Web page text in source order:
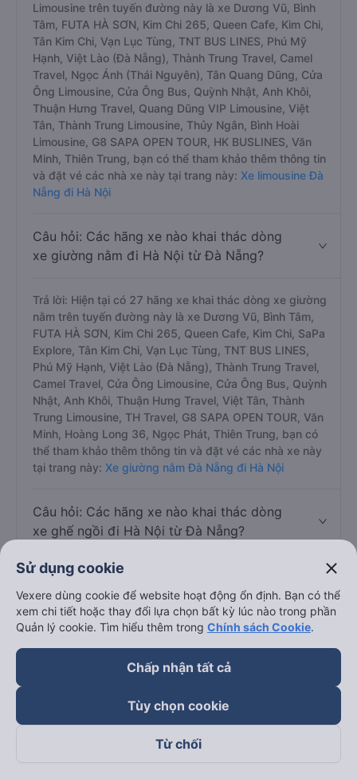
Limousine trên tuyến đường này là xe Dương Vũ, Bình
Tâm, FUTA HÀ SƠN, Kim Chi 265, Queen Cafe, Kim Chi,
Tân Kim Chi, Vạn Lục Tùng, TNT BUS LINES, Phú Mỹ
Hạnh, Việt Lào (Đà Nẵng), Thành Trung Travel, Camel
Travel, Ngọc Ánh (Thái Nguyên), Tân Quang Dũng, Cửa
Ông Limousine, Cửa Ông Bus, Quỳnh Nhật, Anh Khôi,
Thuận Hưng Travel, Quang Dũng VIP Limousine, Việt
Tân, Thành Trung Limousine, Thủy Ngân, Bình Hoài
Limousine, G8 SAPA OPEN TOUR, HK BUSLINES, Văn
Minh, Thiên Trung, bạn có thể tham khảo thêm thông tin
và đặt vé các nhà xe này tại trang này: Xe limousine Đà
Nẵng đi Hà Nội
Câu hỏi: Các hãng xe nào khai thác dòng
xe giường nằm đi Hà Nội từ Đà Nẵng?
Trả lời: Hiện tại có 27 hãng xe khai thác dòng xe giường
nằm trên tuyến đường này là xe Dương Vũ, Bình Tâm,
FUTA HÀ SƠN, Kim Chi 265, Queen Cafe, Kim Chi, SaPa
Explore, Tân Kim Chi, Vạn Lục Tùng, TNT BUS LINES,
Phú Mỹ Hạnh, Việt Lào (Đà Nẵng), Thành Trung Travel,
Camel Travel, Cửa Ông Limousine, Cửa Ông Bus, Quỳnh
Nhật, Anh Khôi, Thuận Hưng Travel, Việt Tân, Thành
Trung Limousine, TH Travel, G8 SAPA OPEN TOUR, Văn
Minh, Hoàng Long 36, Ngọc Phát, Thiên Trung, bạn có
thể tham khảo thêm thông tin và đặt vé các nhà xe này
tại trang này: Xe giường nằm Đà Nẵng đi Hà Nội
Câu hỏi: Các hãng xe nào khai thác dòng
xe ghế ngồi đi Hà Nội từ Đà Nẵng?
Trả lời: Hiện tại chưa có nhà xe nào có loại xe ghế ngồi
khai thác tuyến Đà Nẵng đi Hà Nội
Thông tin tuyến đường Đà Nẵng đi Hà Nội
Chiều dài tuyến đường
Sử dụng cookie close
Vexere dùng cookie để website hoạt động ổn định. Bạn có thể
xem chi tiết hoặc thay đổi lựa chọn bất kỳ lúc nào trong phần
Quản lý cookie. Tìm hiểu thêm trong Chính sách Cookie.
Chấp nhận tất cả
Tùy chọn cookie
Từ chối